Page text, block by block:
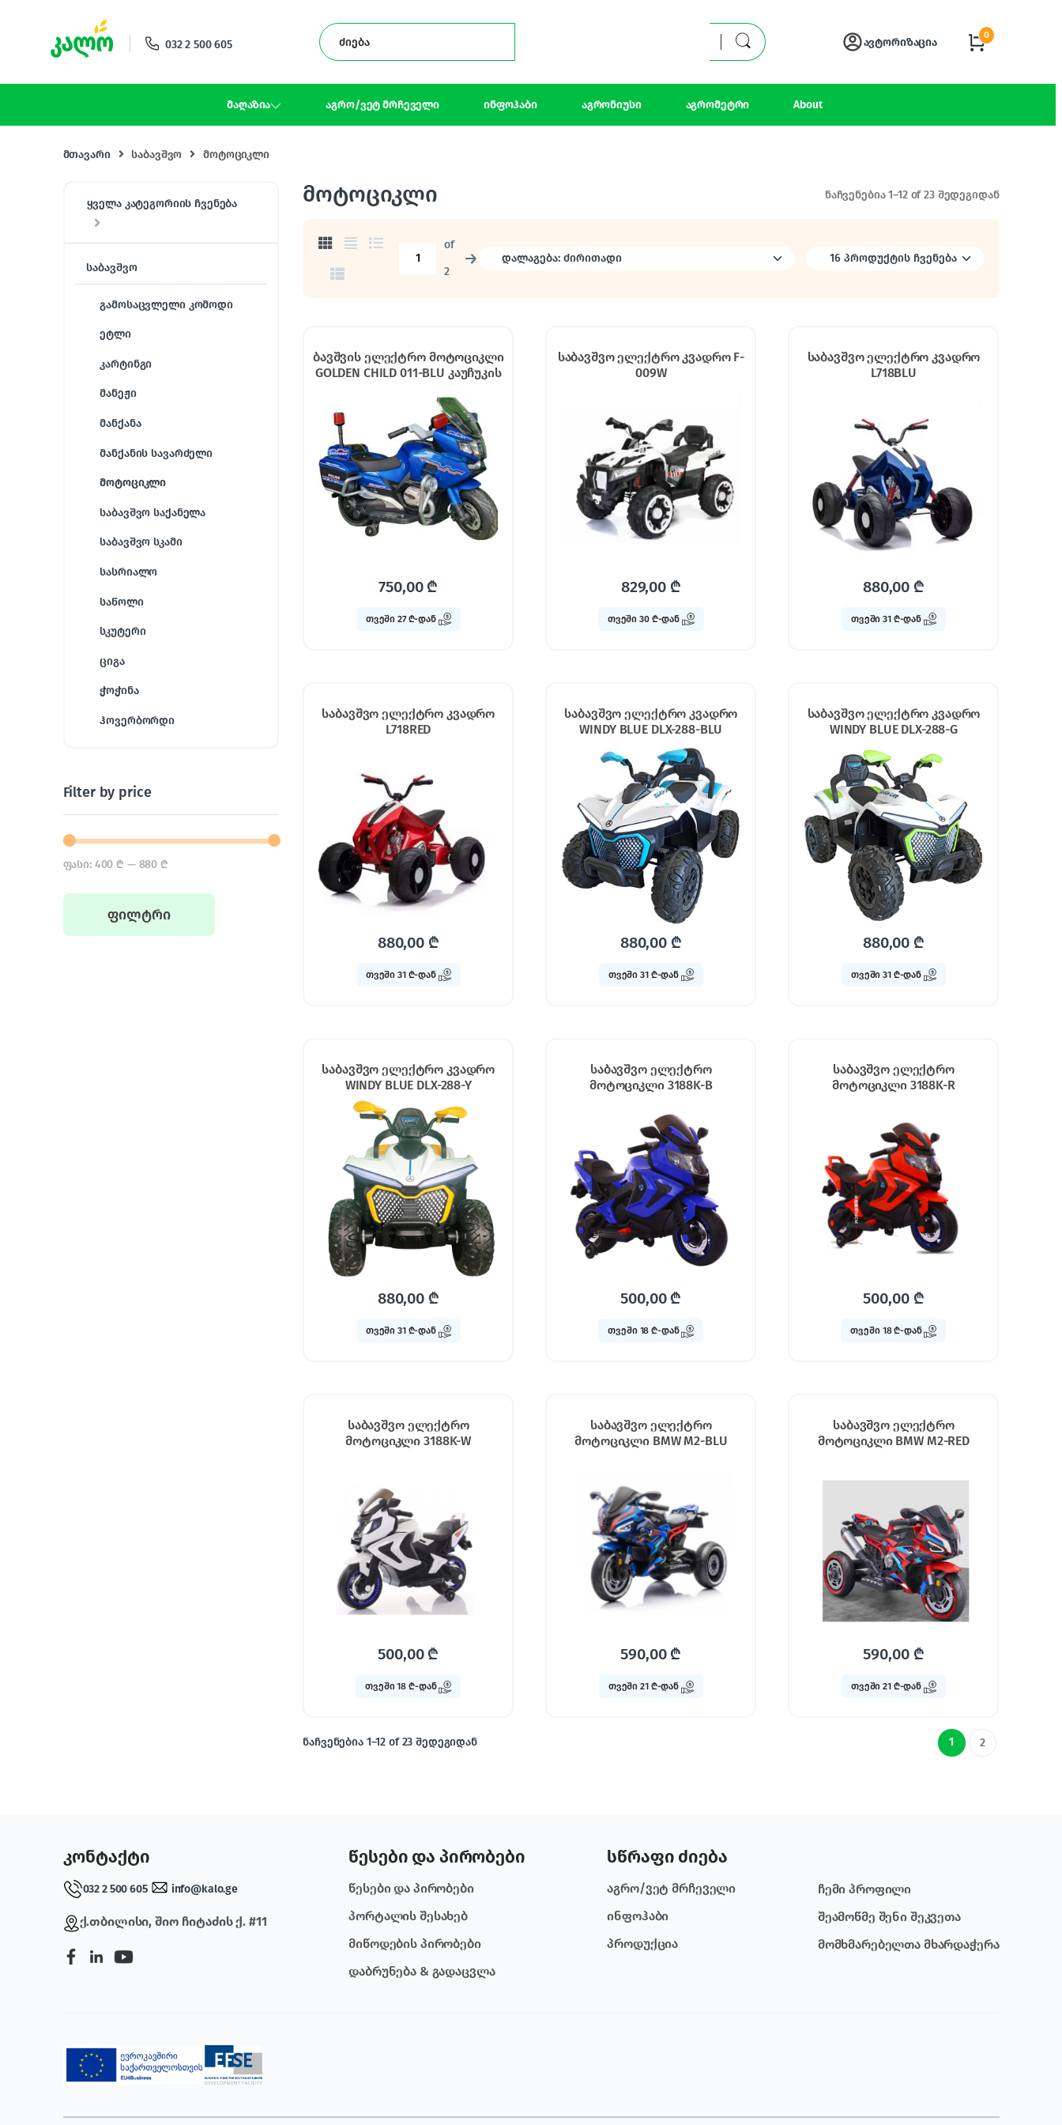
032 2 500 605
ავტორიზაცია
0
მაღაზია აგრო/ვეტ მრჩეველი ინფოჰაბი აგრონიუსი აგრომეტრი About
მთავარი საბავშვო მოტოციკლი
მოტოციკლი ნაჩვენებია 1–12 of 23 შედეგიდან
of
2
→
ბავშვის ელექტრო მოტოციკლი
GOLDEN CHILD 011-BLU კაუჩუკის
სავარძლით
750,00₾
თვეში 27 ₾-დან
საბავშვო ელექტრო კვადრო F-
009W
829,00 ₾
თვეში 30 ₾-დან
საბავშვო ელექტრო კვადრო
L718BLU
880,00₾
თვეში 31 ₾-დან
საბავშვო ელექტრო კვადრო
L718RED
880,00 ₾
თვეში 31 ₾-დან
საბავშვო ელექტრო კვადრო
WINDY BLUE DLX-288-BLU
880,00 ₾
თვეში 31 ₾-დან
საბავშვო ელექტრო კვადრო
WINDY BLUE DLX-288-G
880,00₾
თვეში 31 ₾-დან
საბავშვო ელექტრო კვადრო
WINDY BLUE DLX-288-Y
880,00 ₾
თვეში 31 ₾-დან
საბავშვო ელექტრო
მოტოციკლი 3188K-B
500,00₾
თვეში 18 ₾-დან
საბავშვო ელექტრო
მოტოციკლი 3188K-R
500,00 ₾
თვეში 18 ₾-დან
საბავშვო ელექტრო
მოტოციკლი 3188K-W
500,00₾
თვეში 18 ₾-დან
საბავშვო ელექტრო
მოტოციკლი BMW M2-BLU
590,00₾
თვეში 21 ₾-დან
საბავშვო ელექტრო
მოტოციკლი BMW M2-RED
590,00 ₾
თვეში 21 ₾-დან
ნაჩვენებია 1–12 of 23 შედეგიდან 1 2
ყველა კატეგორიის ჩვენება
საბავშვო
გამოსაცვლელი კომოდი
ეტლი
კარტინგი
მანეჟი
მანქანა
მანქანის სავარძელი
მოტოციკლი
საბავშვო საქანელა
საბავშვო სკამი
სასრიალო
საწოლი
სკუტერი
ციგა
ჭოჭინა
ჰოვერბორდი
Filter by price
Min price
Max price
ფილტრი
ფასი: 400 ₾ — 880 ₾
კონტაქტი
032 2 500 605 info@kalo.ge
ქ.თბილისი, შიო ჩიტაძის ქ. #11
წესები და პირობები
წესები და პირობები
პორტალის შესახებ
მიწოდების პირობები
დაბრუნება & გადაცვლა
სწრაფი ძიება
აგრო/ვეტ მრჩეველი
ინფოჰაბი
პროდუქცია
ჩემი პროფილი
შეამოწმე შენი შეკვეთა
მომხმარებელთა მხარდაჭერა